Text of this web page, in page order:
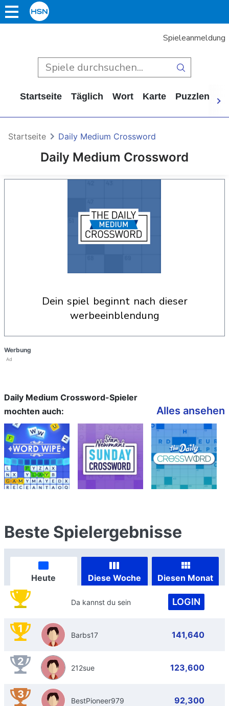
Spieleanmeldung
Startseite Täglich Wort Karte Puzzlen
Daily Medium Crossword
Startseite Daily Medium Crossword
dein spiel beginnt nach dieser
werbeeinblendung
Werbung
Ad
Daily Medium Crossword-Spieler
mochten auch:
Alles ansehen
Beste Spielergebnisse
Heute Diese Woche Diesen Monat
Da kannst du sein LOGIN
1 Barbs17 141,640
2 212sue 123,600
3 BestPioneer979 92,300